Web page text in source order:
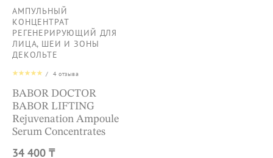
АМПУЛЬНЫЙ
КОНЦЕНТРАТ
РЕГЕНЕРИРУЮЩИЙ ДЛЯ
ЛИЦА, ШЕИ И ЗОНЫ
ДЕКОЛЬТЕ
/ 4отзыва
BABOR DOCTOR
BABOR LIFTING
Rejuvenation Ampoule
Serum Concentrates
34 400 ₸